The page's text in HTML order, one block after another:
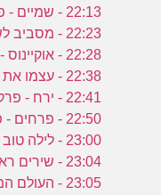
22:13 - שמיים - פרק 12
22:23 - מסביב לשעון - פרק 6
22:28 - אוקיינוס - פרק 10
22:38 - עצמו את העיניים - פרק 19
22:41 - ירח - פרק 47
22:50 - פרחים - פרק 9
23:00 - לילה טוב - פרק 6
23:04 - שירים ראשונים - פרק 5
23:05 - העולם המופלא - פרק 14